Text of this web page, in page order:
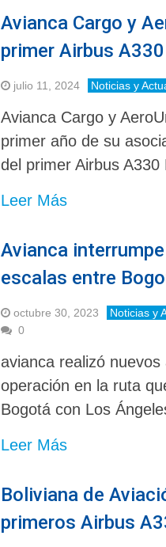
Avianca Cargo y
primer Airbus
julio 11, 2024 Noticias y
Avianca Cargo y
primer año de su
del primer Airbus A330
Leer Más
Avianca
escalas entre
octubre 30, 2023
Noticias y
0
avianca realizó nuevos
operación en la ruta
Bogotá con Los
Leer Más
Boliviana de
primeros Airbus